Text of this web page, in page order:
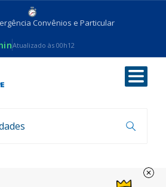
Convênios e Particular
Atualizado às 00h12